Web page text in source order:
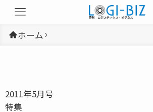
ホーム
2011年5月号
特集